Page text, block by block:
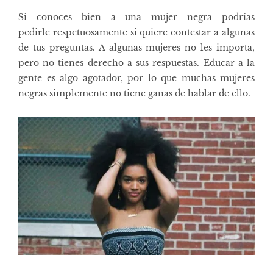
Si conoces bien a una mujer negra podrías
pedirle respetuosamente si quiere contestar a algunas
de tus preguntas. A algunas mujeres no les importa,
pero no tienes derecho a sus respuestas. Educar a la
gente es algo agotador, por lo que muchas mujeres
negras simplemente no tiene ganas de hablar de ello.